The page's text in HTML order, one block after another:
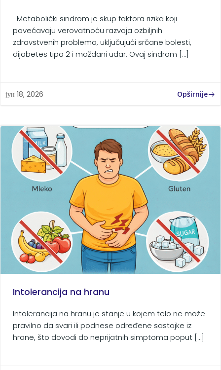
Metabolički sindrom je skup faktora rizika koji
povećavaju verovatnoću razvoja ozbiljnih
zdravstvenih problema, uključujući srčane bolesti,
dijabetes tipa 2 i moždani udar. Ovaj sindrom […]
јун 18, 2026 Opširnije
Intolerancija na hranu
Intolerancija na hranu je stanje u kojem telo ne može
pravilno da svari ili podnese određene sastojke iz
hrane, što dovodi do neprijatnih simptoma poput […]